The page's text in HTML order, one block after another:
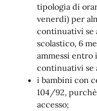
tipologia di
venerdì) per
continuativi se
scolastico, 6
ammessi entro
continuativi se
i bambini con
104/92,
accesso;